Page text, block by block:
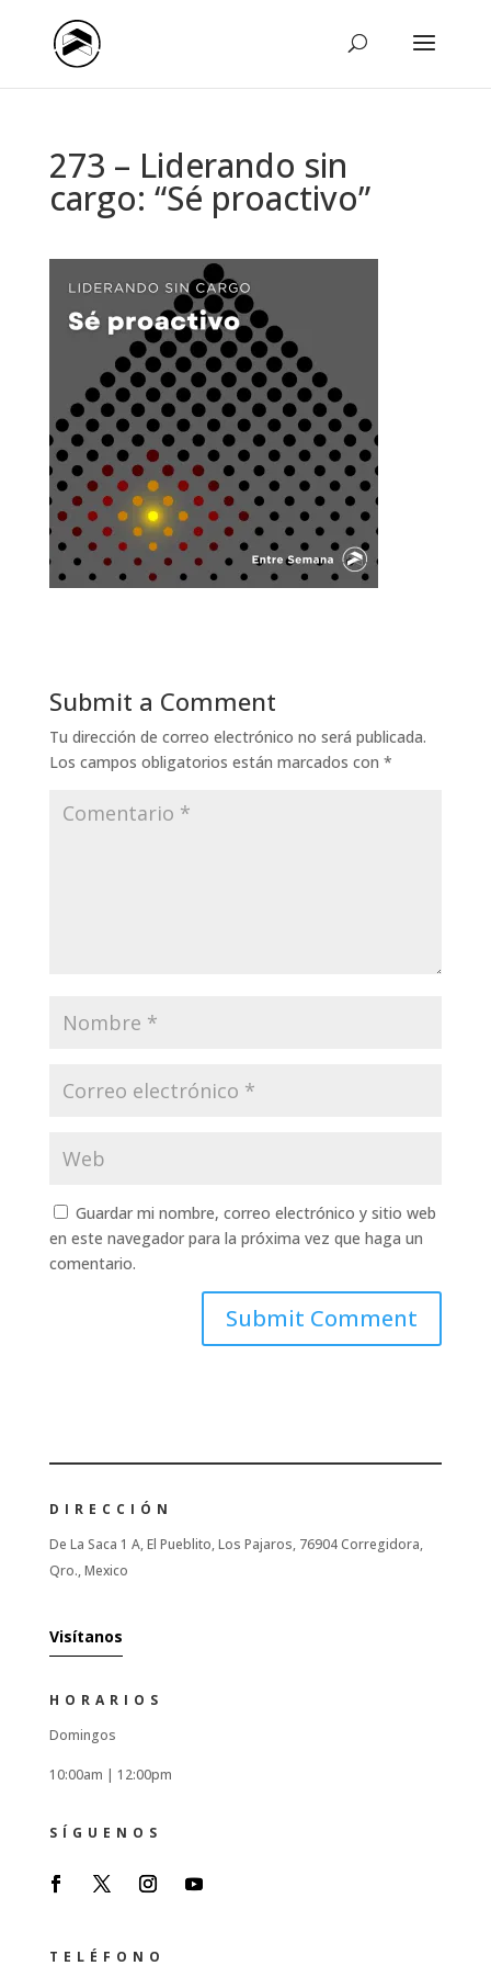
273 – Liderando sin
cargo: “Sé proactivo”
Submit a Comment
Tu dirección de correo electrónico no será publicada.
Los campos obligatorios están marcados con *
Guardar mi nombre, correo electrónico y sitio web
en este navegador para la próxima vez que haga un
comentario.
DIRECCIÓN
De La Saca 1 A, El Pueblito, Los Pajaros, 76904 Corregidora,
Qro., Mexico
Visítanos
HORARIOS
Domingos
10:00am | 12:00pm
SÍGUENOS
TELÉFONO